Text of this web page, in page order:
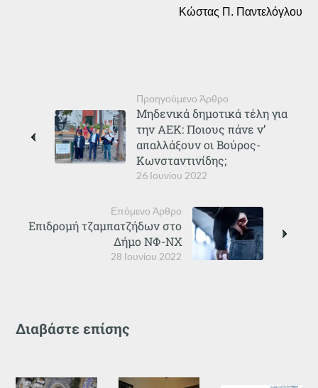
Κώστας Π. Παντελόγλου
Προηγούμενο Άρθρο
26 Ιουνίου 2022
Μηδενικά δημοτικά τέλη για
την ΑΕΚ: Ποιους πάνε ν’
απαλλάξουν οι Βούρος-
Κωνσταντινίδης;
Επόμενο Άρθρο
28 Ιουνίου 2022
Επιδρομή τζαμπατζήδων στο
Δήμο ΝΦ-ΝΧ
Διαβάστε επίσης